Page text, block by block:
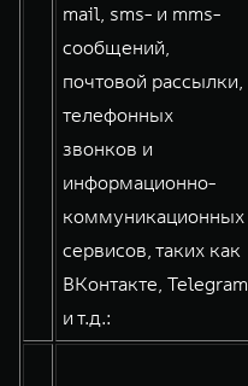
mail, sms- и mms-
сообщений,
почтовой рассылки,
телефонных
звонков и
информационно-
коммуникационных
сервисов, таких как
ВКонтакте, Telegram
и т.д.: